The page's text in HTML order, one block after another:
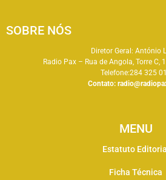
SOBRE NÓS
Diretor Geral: António
Radio Pax – Rua de Angola, Torre C,
Telefone:284 325
Contato:
MENU
Estatuto Editorial
Ficha Técnica